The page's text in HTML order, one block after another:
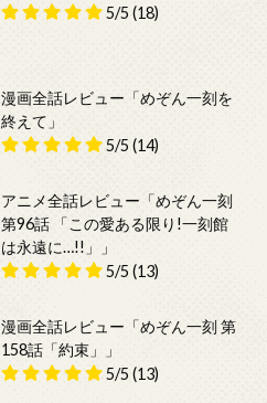
5/5 (18)
漫画全話レビュー「めぞん一刻を
終えて」
5/5 (14)
アニメ全話レビュー「めぞん一刻
第96話 「この愛ある限り!一刻館
は永遠に…!!」」
5/5 (13)
漫画全話レビュー「めぞん一刻 第
158話「約束」」
5/5 (13)